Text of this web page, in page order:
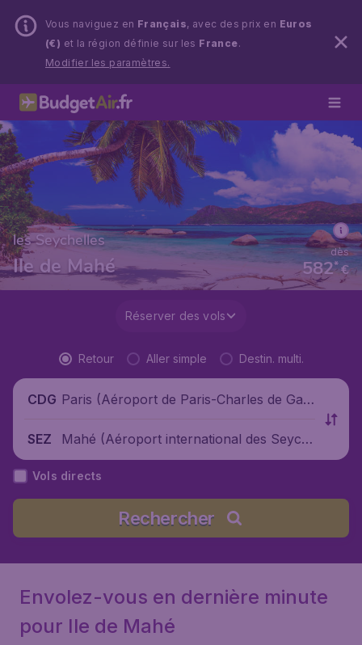
Vous naviguez en Français, avec des prix en Euros
(€) et la région définie sur les France.
Modifier les paramètres.
les Seychelles
Ile de Mahé €
582*
dès
Réserver des vols
Retour Aller simple Destin. multi.
CDG Paris (Aéroport de Paris-Charles de Gaul
SEZ
Mahé (Aéroport international des Seych
elles), Seychelles
Vols directs
Rechercher
Envolez-vous en dernière minute
pour Ile de Mahé